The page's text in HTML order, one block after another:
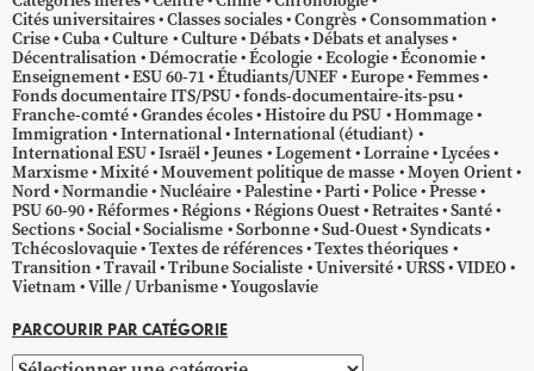
Cités universitaires Classes sociales Congrès Consommation
Crise Cuba Culture Culture Débats Débats et analyses
Décentralisation Démocratie Écologie Ecologie Économie
Enseignement ESU 60-71 Étudiants/UNEF Europe Femmes
Fonds documentaire ITS/PSU fonds-documentaire-its-psu
Franche-comté Grandes écoles Histoire du PSU Hommage
Immigration International International (étudiant)
International ESU Israël Jeunes Logement Lorraine Lycées
Marxisme Mixité Mouvement politique de masse Moyen Orient
Nord Normandie Nucléaire Palestine Parti Police Presse
PSU 60-90 Réformes Régions Régions Ouest Retraites Santé
Sections Social Socialisme Sorbonne Sud-Ouest Syndicats
Tchécoslovaquie Textes de références Textes théoriques
Transition Travail Tribune Socialiste Université URSS VIDEO
Vietnam Ville / Urbanisme Yougoslavie
PARCOURIR PAR CATÉGORIE
Parcourir